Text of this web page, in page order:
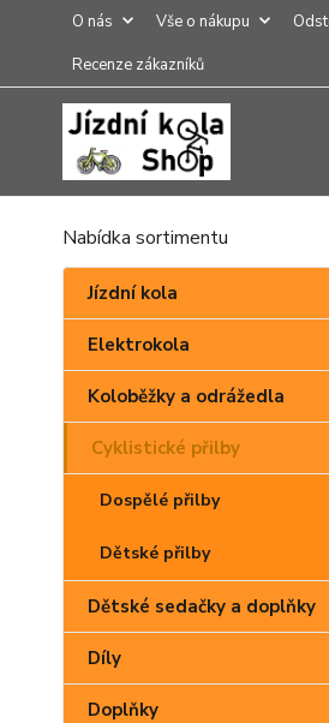
O nás Vše o nákupu
Recenze zákazníků
Nabídka sortimentu
Jízdní kola
Elektrokola
Koloběžky a odrážedla
Cyklistické přilby
Dospělé přilby
Dětské přilby
Dětské sedačky a doplňky
Díly
Doplňky